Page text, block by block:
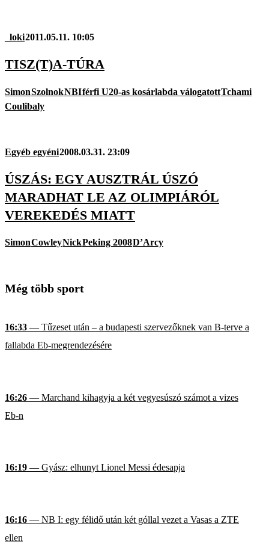
_loki2011.05.11. 10:05
TISZ(T)A-TÚRA
SimonSzolnokNBIférfi U20-as kosárlabda válogatottTchami
Coulibaly
Egyéb egyéni2008.03.31. 23:09
ÚSZÁS: EGY AUSZTRÁL ÚSZÓ
MARADHAT LE AZ OLIMPIÁRÓL
VEREKEDÉS MIATT
SimonCowleyNickPeking 2008D’Arcy
Még több sport
16:33 — Tűzeset után – a budapesti szervezőknek van B-terve a
fallabda Eb-megrendezésére
16:26 — Marchand kihagyja a két vegyesúszó számot a vizes
Eb-n
16:19 — Gyász: elhunyt Lionel Messi édesapja
16:16 — NB I: egy félidő után két góllal vezet a Vasas a ZTE
ellen